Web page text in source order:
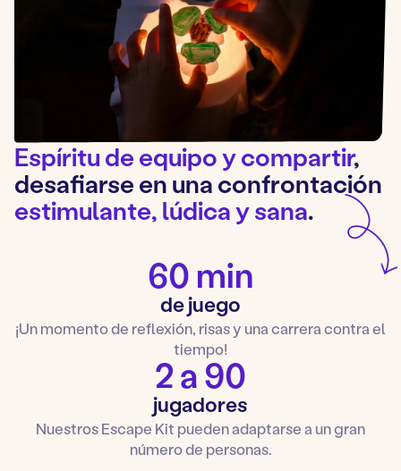
Espíritu de equipo y compartir,
desafiarse en una confrontación
estimulante, lúdica y sana.
60 min
de juego
¡Un momento de reflexión, risas y una carrera contra el
tiempo!
2 a 90
jugadores
Nuestros Escape Kit pueden adaptarse a un gran
número de personas.